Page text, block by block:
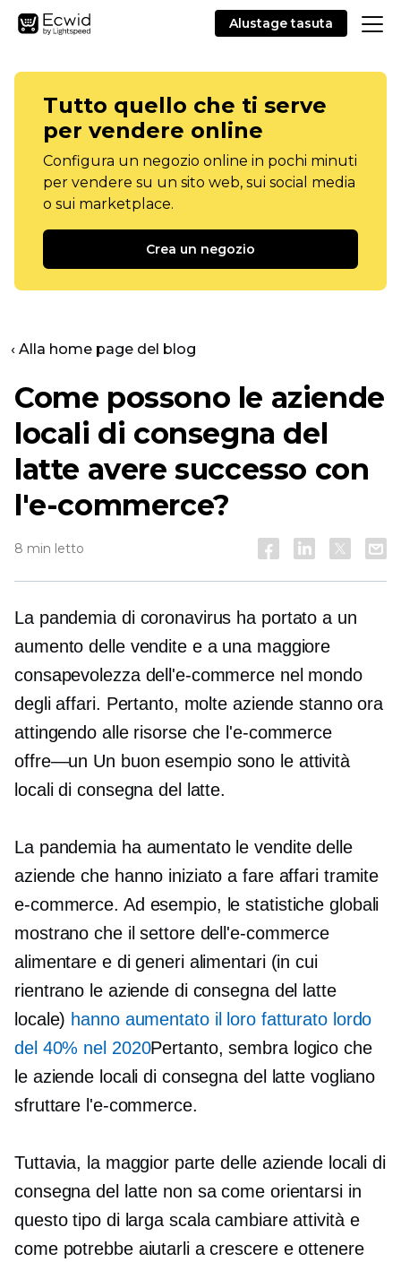
Alustage tasuta
Tutto quello che ti serve
per vendere online
Configura un negozio online in pochi minuti
per vendere su un sito web, sui social media
o sui marketplace.
Crea un negozio
‹ Alla home page del blog
Come possono le aziende
locali di consegna del
latte avere successo con
l'e-commerce?
8 min letto
La pandemia di coronavirus ha portato a un
aumento delle vendite e a una maggiore
consapevolezza dell'e-commerce nel mondo
degli affari. Pertanto, molte aziende stanno ora
attingendo alle risorse che l'e-commerce
offre—un Un buon esempio sono le attività
locali di consegna del latte.
La pandemia ha aumentato le vendite delle
aziende che hanno iniziato a fare affari tramite
e-commerce. Ad esempio, le statistiche globali
mostrano che il settore dell'e-commerce
alimentare e di generi alimentari (in cui
rientrano le aziende di consegna del latte
locale) hanno aumentato il loro fatturato lordo
del 40% nel 2020Pertanto, sembra logico che
le aziende locali di consegna del latte vogliano
sfruttare l'e-commerce.
Tuttavia, la maggior parte delle aziende locali di
consegna del latte non sa come orientarsi in
questo tipo di larga scalacambiare attività e
come potrebbe aiutarli a crescere e ottenere